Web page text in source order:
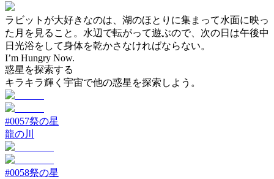
ラビットが大好きなのは、湖のほとりに集まって水面に映っ
た月を見ること。水辺で転がって遊ぶので、次の日は午後中
日光浴をして身体を乾かさなければならない。
I’m Hungry Now.
惑星を探索する
キラキラ輝く宇宙で他の惑星を探索しよう。
#0057祭の星
龍の川
#0058祭の星